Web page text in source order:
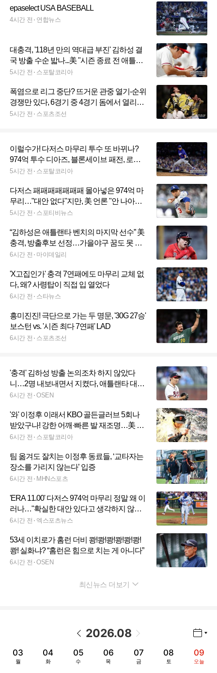
epaselect USA BASEBALL
4시간 전 연합뉴스
대충격, '118년 만의 역대급 부진' 김하성 결
국 방출 수순 밟나...美 "시즌 종료 전 애틀랜
타 떠날 유력 후보" 충격 전망
5시간 전 스포탈코리아
폭염으로 리그 중단? 뜨거운 관중 열기-순위
경쟁만 있다, 6경기 중 4경기 돔에서 열리고,
한신 평균 관중 4만1947명, 꼴찌 라쿠텐도
5시간 전 스포츠조선
이럴수가! 다저스 마무리 투수 또 바뀌나?
974억 투수 디아즈, 블론세이브 패전, 로버
츠 감독도 고민
5시간 전 스포탈코리아
다저스 패패패패패패패 몰아넣은 974억 마
무리…"대안 없다"지만, 美 언론 "안 나아지
면 물러날 것"
5시간 전 스포티비뉴스
“김하성은 애틀랜타 벤치의 마지막 선수” 美
충격, 방출후보 선정…가을야구 꿈도 못 꾼
다? 냉정한 현주소
6시간 전 마이데일리
'X고집인가' 충격 7연패에도 마무리 교체 없
다, 왜? 사령탑이 직접 입 열었다
6시간 전 스타뉴스
흥미진진! 극단으로 가는 두 명문, '30G 27승'
보스턴 vs. '시즌 최다 7연패' LAD
6시간 전 스포츠조선
'충격' 김하성 방출 논의조차 하지 않았다
니…2명 내보내면서 지켰다, 애틀랜타 대체
왜?
6시간 전 OSEN
'와' 이정후 이래서 KBO 골든글러브 5회나
받았구나! 강한 어깨·빠른 발 재조명…美 중
계진·감독 극찬 쏟아졌다
6시간 전 스포탈코리아
팀 옮겨도 잘치는 이정후 동료들, ‘교타자는
장소를 가리지 않는다’ 입증
6시간 전 MHN스포츠
'ERA 11.00' 다저스 974억 마무리 정말 왜 이
러나…"확실한 대안 있다고 생각하지 않아"
로버츠 감독도 고민 토로
6시간 전 엑스포츠뉴스
53세 이치로가 홈런 더비 쾅!쾅!쾅!쾅!쾅!쾅!
쾅! 실화냐? “홈런은 힘으로 치는 게 아니다”
6시간 전 OSEN
최신뉴스 더보기
2026.08
03
월
04
화
05
수
06
목
07
금
08
토
09
오늘